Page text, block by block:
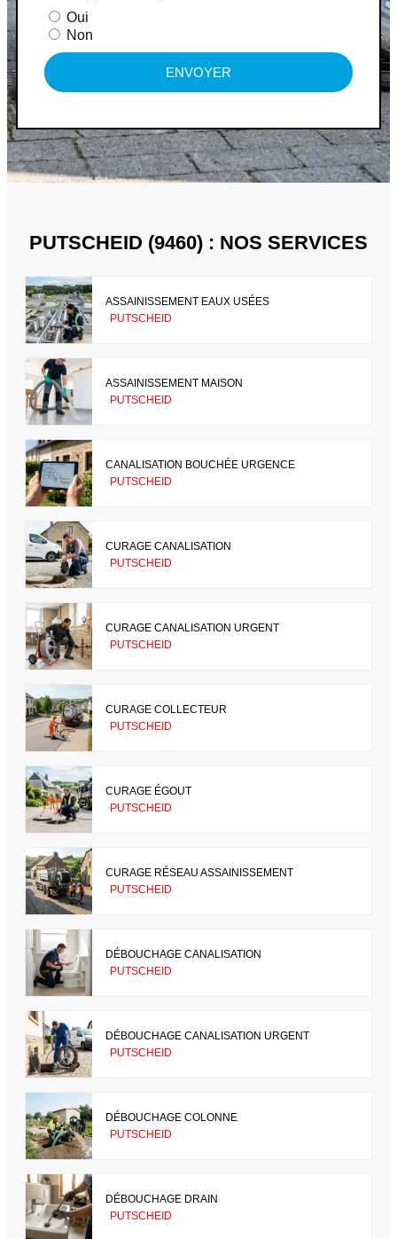
Oui
Non
ENVOYER
PUTSCHEID (9460) : NOS SERVICES
ASSAINISSEMENT EAUX USÉES
PUTSCHEID
ASSAINISSEMENT MAISON
PUTSCHEID
CANALISATION BOUCHÉE URGENCE
PUTSCHEID
CURAGE CANALISATION
PUTSCHEID
CURAGE CANALISATION URGENT
PUTSCHEID
CURAGE COLLECTEUR
PUTSCHEID
CURAGE ÉGOUT
PUTSCHEID
CURAGE RÉSEAU ASSAINISSEMENT
PUTSCHEID
DÉBOUCHAGE CANALISATION
PUTSCHEID
DÉBOUCHAGE CANALISATION URGENT
PUTSCHEID
DÉBOUCHAGE COLONNE
PUTSCHEID
DÉBOUCHAGE DRAIN
PUTSCHEID